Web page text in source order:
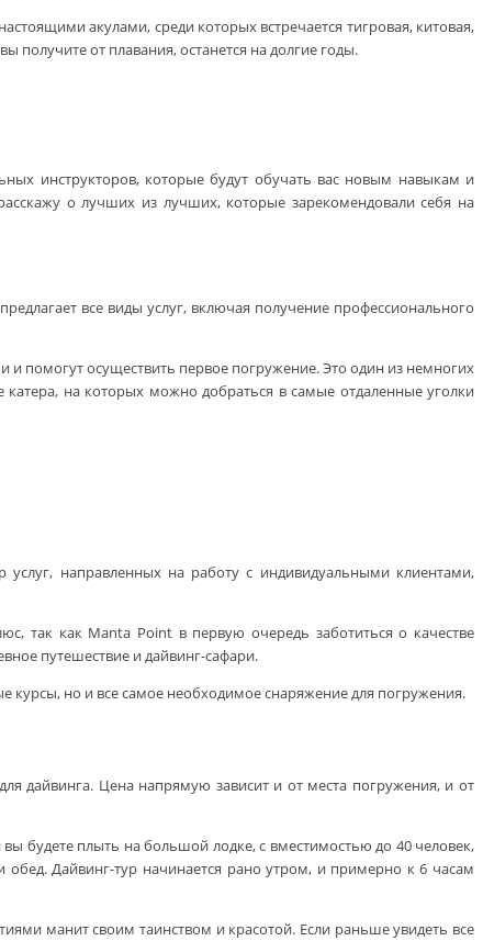
акулами, среди которых встречается тигровая, китовая,
получите от плавания, останется на долгие годы.
инструкторов, которые будут обучать вас новым навыкам и
о лучших из лучших, которые зарекомендовали себя на
все виды услуг, включая получение профессионального
помогут осуществить первое погружение. Это один из немногих
на которых можно добраться в самые отдаленные уголки
направленных на работу с индивидуальными клиентами,
так как Manta Point в первую очередь заботиться о качестве
путешествие и дайвинг-сафари.
курсы, но и все самое необходимое снаряжение для погружения.
дайвинга. Цена напрямую зависит и от места погружения, и от
вы будете плыть на большой лодке, с вместимостью до 40 человек,
Дайвинг-тур начинается рано утром, и примерно к 6 часам
манит своим таинством и красотой. Если раньше увидеть все